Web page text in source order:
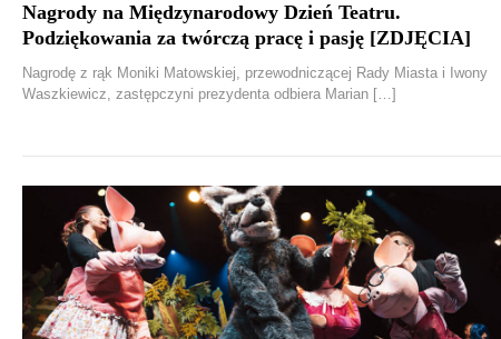
Nagrody na Międzynarodowy Dzień Teatru.
Podziękowania za twórczą pracę i pasję [ZDJĘCIA]
Nagrodę z rąk Moniki Matowskiej, przewodniczącej Rady Miasta i Iwony
Waszkiewicz, zastępczyni prezydenta odbiera Marian […]